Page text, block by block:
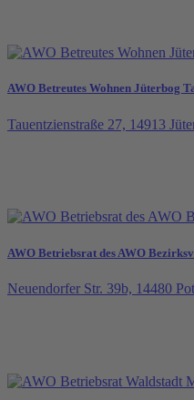
AWO Betreutes Wohnen Jüterbog
Tauentzienstraße 27, 14913
AWO Betriebsrat des AWO
Neuendorfer Str. 39b, 14480